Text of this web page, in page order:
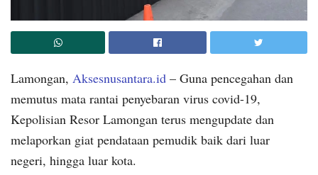
Lamongan, Aksesnusantara.id – Guna pencegahan dan
memutus mata rantai penyebaran virus covid-19,
Kepolisian Resor Lamongan terus mengupdate dan
melaporkan giat pendataan pemudik baik dari luar
negeri, hingga luar kota.